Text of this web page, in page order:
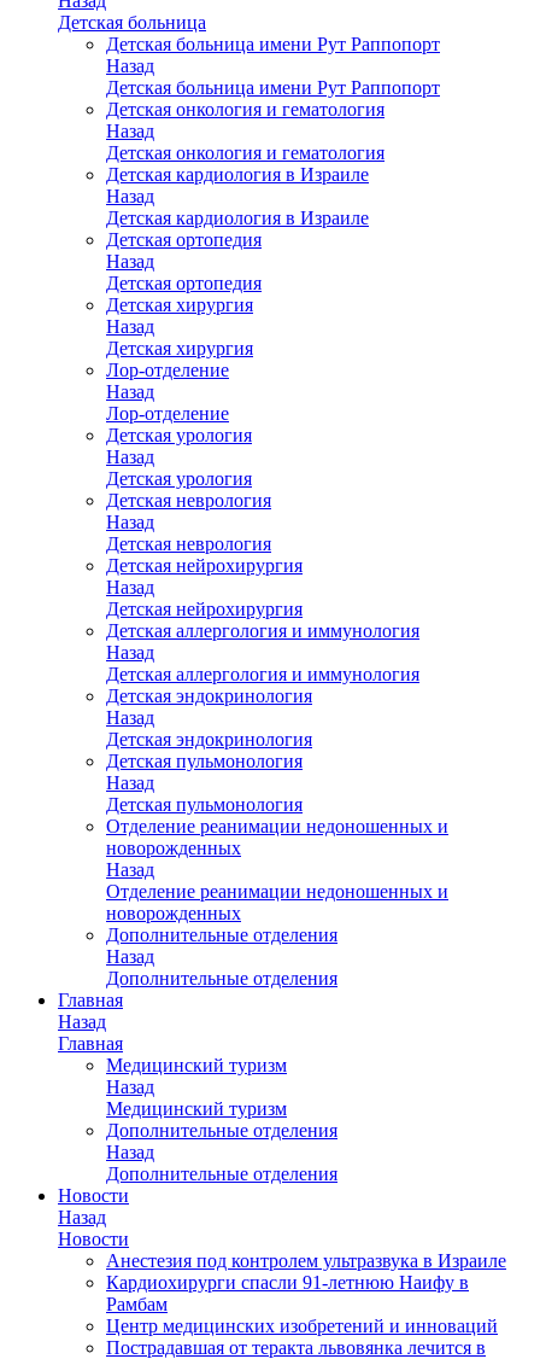
Детская больница
Детская больница имени Рут Раппопорт
Назад
Детская больница имени Рут Раппопорт
Детская онкология и гематология
Назад
Детская онкология и гематология
Детская кардиология в Израиле
Назад
Детская кардиология в Израиле
Детская ортопедия
Назад
Детская ортопедия
Детская хирургия
Назад
Детская хирургия
Лор-отделение
Назад
Лор-отделение
Детская урология
Назад
Детская урология
Детская неврология
Назад
Детская неврология
Детская нейрохирургия
Назад
Детская нейрохирургия
Детская аллергология и иммунология
Назад
Детская аллергология и иммунология
Детская эндокринология
Назад
Детская эндокринология
Детская пульмонология
Назад
Детская пульмонология
Отделение реанимации недоношенных и
новорожденных
Назад
Отделение реанимации недоношенных и
новорожденных
Дополнительные отделения
Назад
Дополнительные отделения
Главная
Назад
Главная
Медицинский туризм
Назад
Медицинский туризм
Дополнительные отделения
Назад
Дополнительные отделения
Новости
Назад
Новости
Анестезия под контролем ультразвука в Израиле
Кардиохирурги спасли 91-летнюю Наифу в
Рамбам
Центр медицинских изобретений и инноваций
Пострадавшая от теракта львовянка лечится в